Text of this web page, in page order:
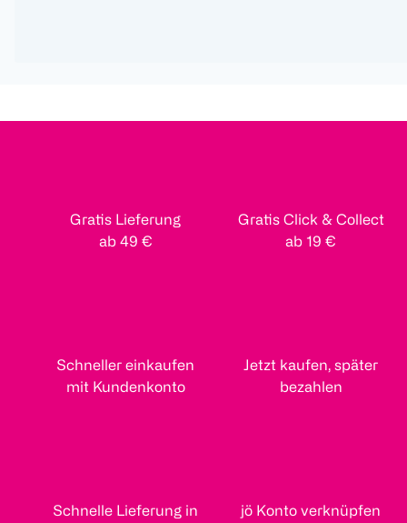
Gratis Lieferung
ab 49 €
Gratis Click & Collect
ab 19 €
Schneller einkaufen
mit Kundenkonto
Jetzt kaufen, später
bezahlen
Schnelle Lieferung in
jö Konto verknüpfen